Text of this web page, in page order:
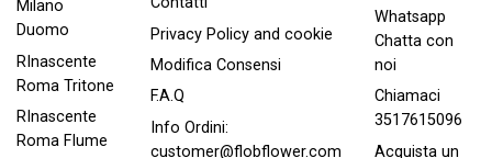
Milano
Duomo
RInascente
Roma Tritone
RInascente
Roma FIume
Privacy Policy and cookie
Modifica Consensi
F.A.Q
Info Ordini:
customer@flobflower.com
Whatsapp
Chatta con
noi
Chiamaci
3517615096
Acquista un